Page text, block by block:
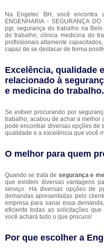
Na Engetec BH, você
ENGENHARIA - SEGURANÇA
pgr, segurança do trabalho na
do trabalho, clínica medicina do
profissionais altamente
capaz de se destacar de forma
Excelência, qualidade
relacionado à
e medicina do trabalho.
Se estiver procurando por
trabalho, acabou de achar a melhor
pode encontrar diversas opções de
qualidade e a excelência que você
O melhor para quem
Quando se trata de segurança e
que existem diversas vantagens
serviço. Há diversas opções de
demandas apresentadas pelo
empresa para sanar essa
eficiente todas as solicitações
você achará tudo o que procura!
Por que escolher a